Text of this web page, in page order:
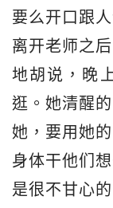
要么开口跟
离开老师之
地胡说，晚
逛。她清醒
她，要用她
身体干他们
是很不甘心